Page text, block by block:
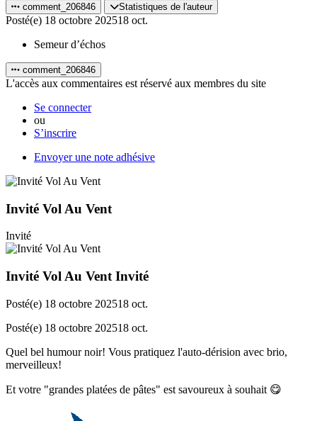
comment_206846 Statistiques de l'auteur
Posté(e) 18 octobre 202518 oct.
Semeur d’échos
comment_206846
L'accès aux commentaires est réservé aux membres du site
Se connecter
ou
S’inscrire
Envoyer une note adhésive
Invité Vol Au Vent
Invité
Invité Vol Au Vent Invité
Posté(e) 18 octobre 202518 oct.
Posté(e) 18 octobre 202518 oct.
Quel bel humour noir! Vous pratiquez l'auto-dérision avec brio,
merveilleux!
Et votre "grandes platées de pâtes" est savoureux à souhait 😋